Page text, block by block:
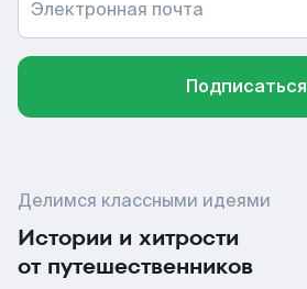
Электронная почта
Подписаться
Делимся классными идеями
Истории и хитрости
от путешественников